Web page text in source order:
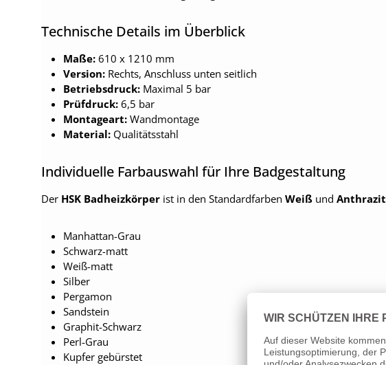
Technische Details im Überblick
Maße: 610 x 1210 mm
Version: Rechts, Anschluss unten seitlich
Betriebsdruck: Maximal 5 bar
Prüfdruck: 6,5 bar
Montageart: Wandmontage
Material: Qualitätsstahl
Individuelle Farbauswahl für Ihre Badgestaltung
Der HSK Badheizkörper ist in den Standardfarben Weiß und Anthrazit
Manhattan-Grau
Schwarz-matt
Weiß-matt
Silber
Pergamon
Sandstein
Graphit-Schwarz
Perl-Grau
Kupfer gebürstet